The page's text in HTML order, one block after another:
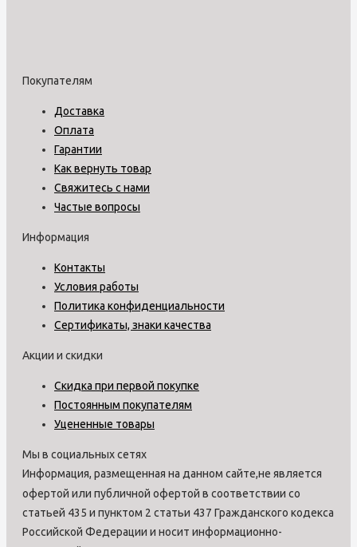
Покупателям
Доставка
Оплата
Гарантии
Как вернуть товар
Свяжитесь с нами
Частые вопросы
Информация
Контакты
Условия работы
Политика конфиденциальности
Сертификаты, знаки качества
Акции и скидки
Скидка при первой покупке
Постоянным покупателям
Уцененные товары
Мы в социальных сетях
Информация, размещенная на данном сайте,не является
офертой или публичной офертой в соответствии со
статьей 435 и пунктом 2 статьи 437 Гражданского кодекса
Российской Федерации и носит информационно-